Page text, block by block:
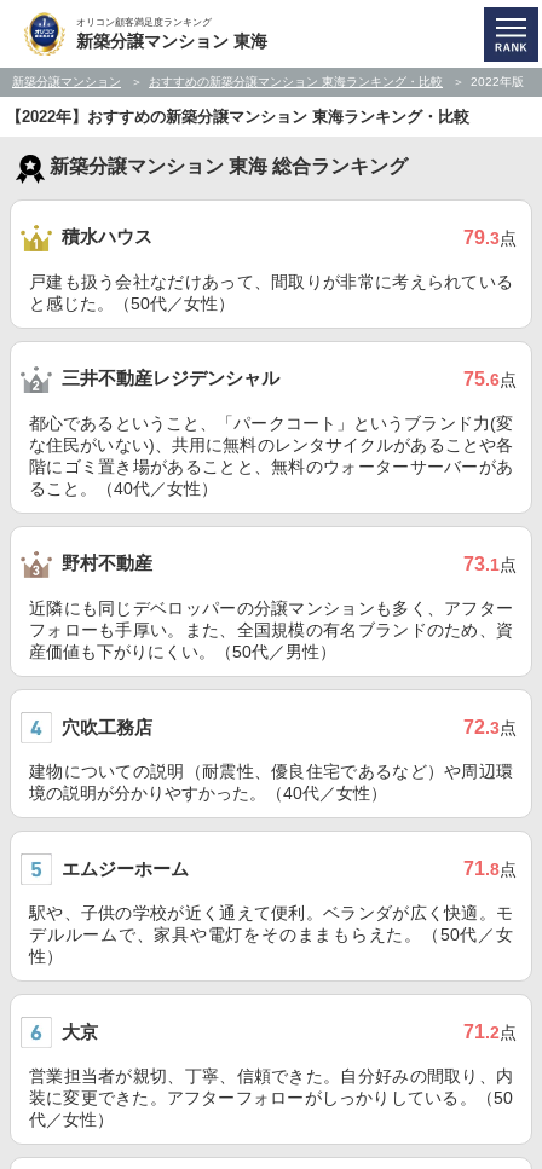
オリコン顧客満足度ランキング
新築分譲マンション 東海
新築分譲マンション おすすめの新築分譲マンション 東海ランキング・比較 2022年版
【2022年】おすすめの新築分譲マンション 東海ランキング・比較
新築分譲マンション 東海 総合ランキング
積水ハウス 79.3点
戸建も扱う会社なだけあって、間取りが非常に考えられている
と感じた。（50代／女性）
三井不動産レジデンシャル 75.6点
都心であるということ、「パークコート」というブランド力(変
な住民がいない)、共用に無料のレンタサイクルがあることや各
階にゴミ置き場があることと、無料のウォーターサーバーがあ
ること。（40代／女性）
野村不動産 73.1点
近隣にも同じデベロッパーの分譲マンションも多く、アフター
フォローも手厚い。また、全国規模の有名ブランドのため、資
産価値も下がりにくい。（50代／男性）
穴吹工務店 72.3点
建物についての説明（耐震性、優良住宅であるなど）や周辺環
境の説明が分かりやすかった。（40代／女性）
エムジーホーム 71.8点
駅や、子供の学校が近く通えて便利。ベランダが広く快適。モ
デルルームで、家具や電灯をそのままもらえた。（50代／女
性）
大京 71.2点
営業担当者が親切、丁寧、信頼できた。自分好みの間取り、内
装に変更できた。アフターフォローがしっかりしている。（50
代／女性）